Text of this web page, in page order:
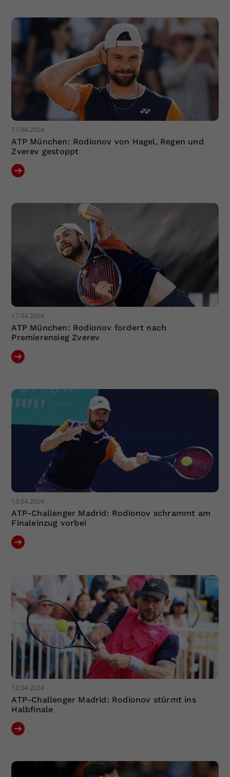
17.04.2024
ATP München: Rodionov von Hagel, Regen und
Zverev gestoppt
17.04.2024
ATP München: Rodionov fordert nach
Premierensieg Zverev
13.04.2024
ATP-Challenger Madrid: Rodionov schrammt am
Finaleinzug vorbei
12.04.2024
ATP-Challenger Madrid: Rodionov stürmt ins
Halbfinale